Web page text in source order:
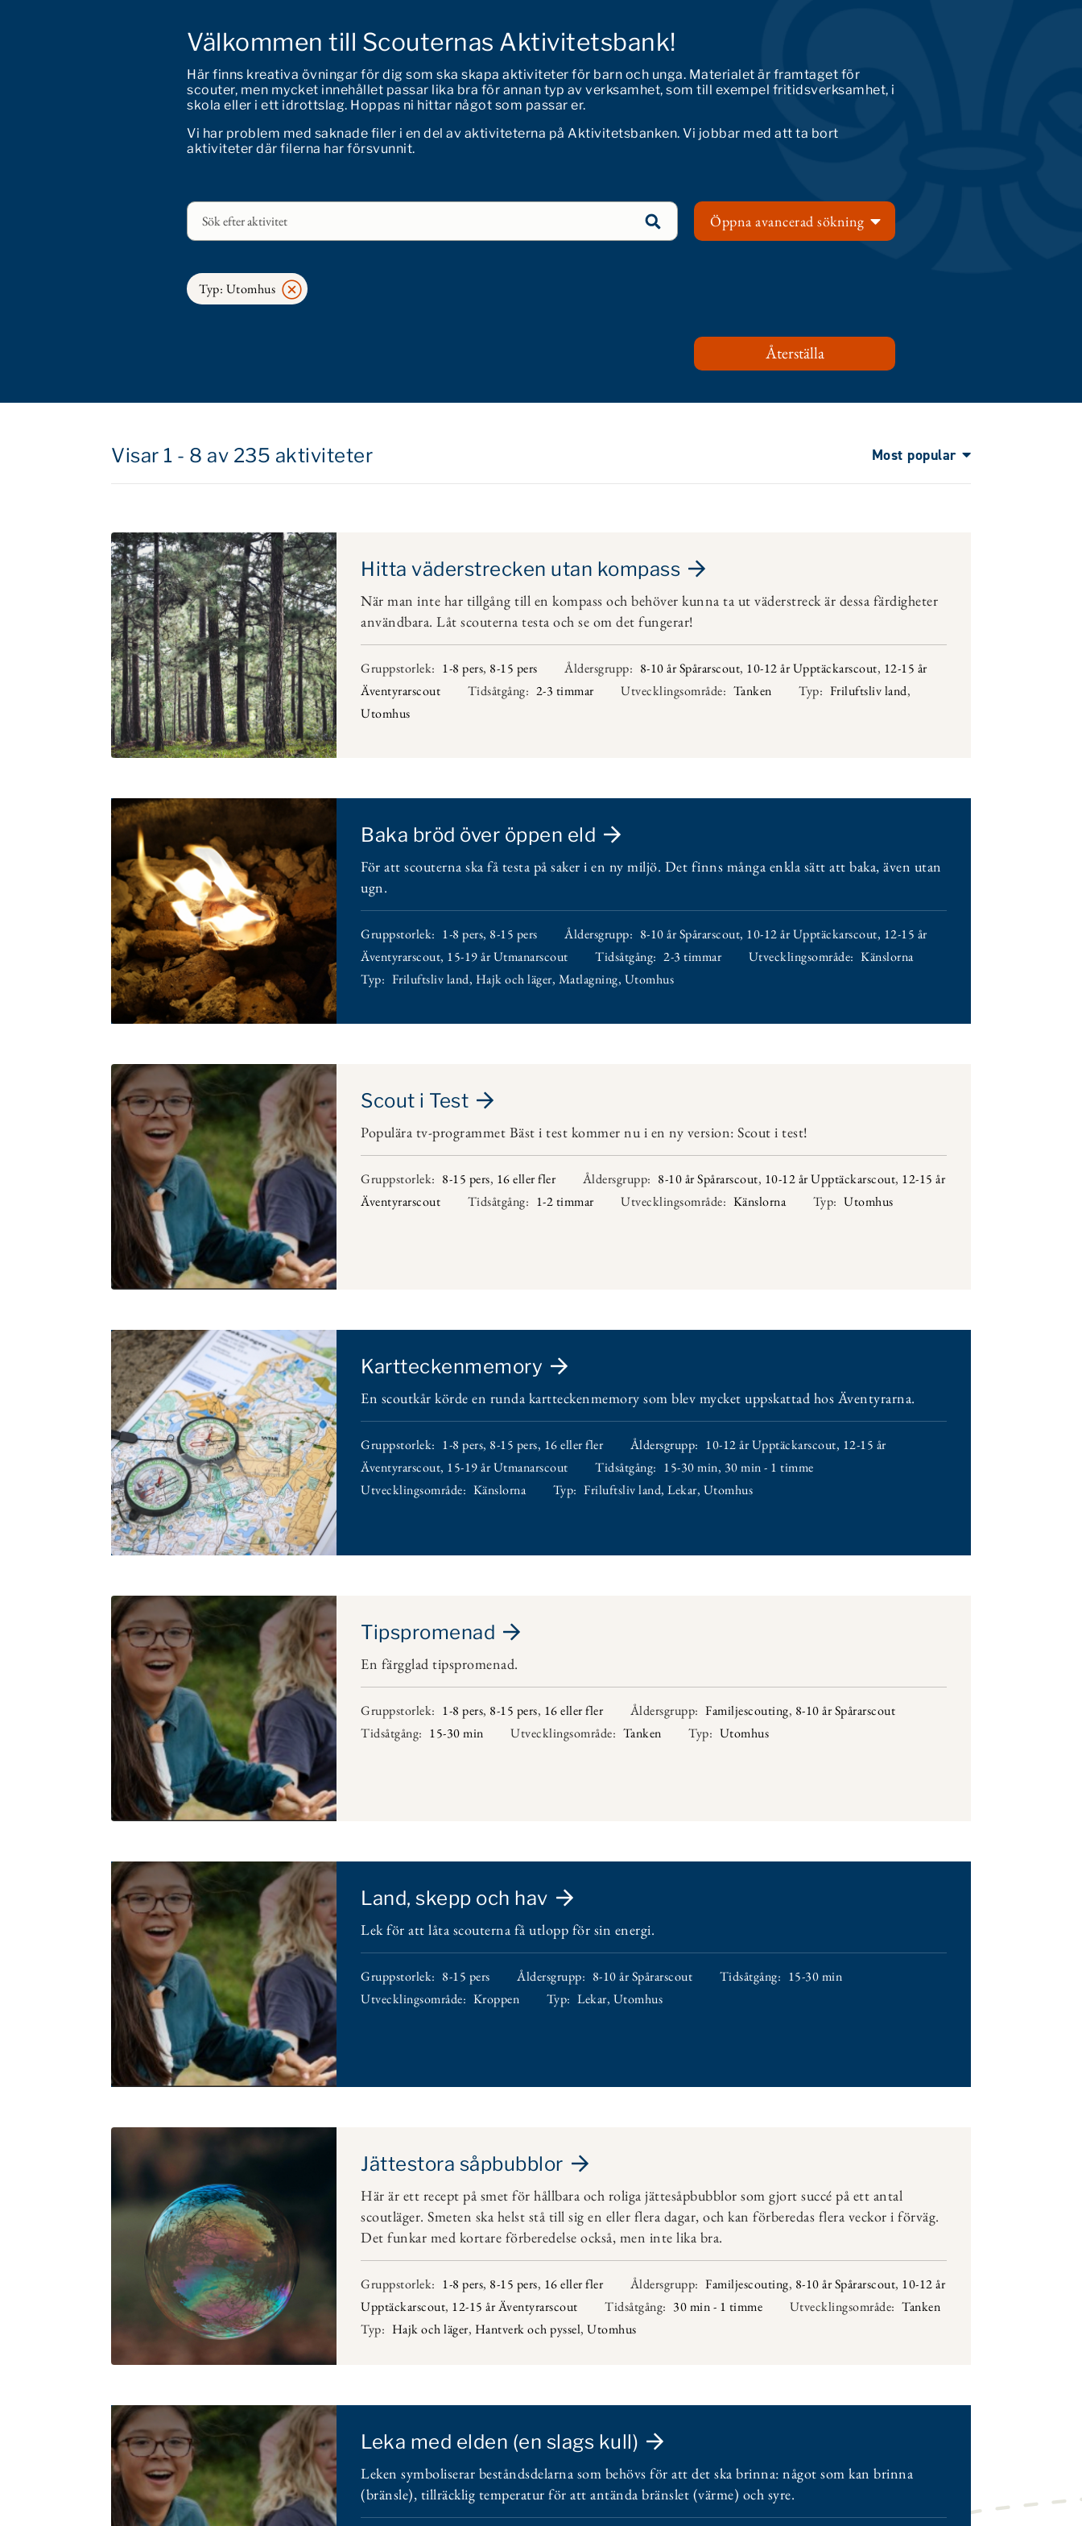
Välkommen till Scouternas Aktivitetsbank!
Här finns kreativa övningar för dig som ska skapa aktiviteter för barn och unga. Materialet är framtaget för
scouter, men mycket innehållet passar lika bra för annan typ av verksamhet, som till exempel fritidsverksamhet, i
skola eller i ett idrottslag. Hoppas ni hittar något som passar er.
Vi har problem med saknade filer i en del av aktiviteterna på Aktivitetsbanken. Vi jobbar med att ta bort
aktiviteter där filerna har försvunnit.
Öppna avancerad sökning
Typ: Utomhus
Visar 1 - 8 av 235 aktiviteter Most popular
Hitta väderstrecken utan kompass
När man inte har tillgång till en kompass och behöver kunna ta ut väderstreck är dessa färdigheter
användbara. Låt scouterna testa och se om det fungerar!
Gruppstorlek: 1-8 pers, 8-15 pers Åldersgrupp: 8-10 år Spårarscout, 10-12 år Upptäckarscout, 12-15 år
Äventyrarscout
Tidsåtgång: 2-3 timmar Utvecklingsområde: Tanken Typ: Friluftsliv land,
Utomhus
Baka bröd över öppen eld
För att scouterna ska få testa på saker i en ny miljö. Det finns många enkla sätt att baka, även utan
ugn.
Gruppstorlek: 1-8 pers, 8-15 pers Åldersgrupp: 8-10 år Spårarscout, 10-12 år Upptäckarscout, 12-15 år
Äventyrarscout, 15-19 år Utmanarscout Tidsåtgång: 2-3 timmar Utvecklingsområde: Känslorna
Typ: Friluftsliv land, Hajk och läger, Matlagning, Utomhus
Scout i Test
Populära tv-programmet Bäst i test kommer nu i en ny version: Scout i test!
Gruppstorlek: 8-15 pers, 16 eller fler Åldersgrupp: 8-10 år Spårarscout, 10-12 år Upptäckarscout, 12-15 år
Äventyrarscout
Tidsåtgång: 1-2 timmar Utvecklingsområde: Känslorna Typ: Utomhus
Kartteckenmemory
En scoutkår körde en runda kartteckenmemory som blev mycket uppskattad hos Äventyrarna.
Gruppstorlek: 1-8 pers, 8-15 pers, 16 eller fler Åldersgrupp: 10-12 år Upptäckarscout, 12-15 år
Äventyrarscout, 15-19 år Utmanarscout Tidsåtgång: 15-30 min, 30 min - 1 timme
Utvecklingsområde: Känslorna Typ: Friluftsliv land, Lekar, Utomhus
Tipspromenad
En färgglad tipspromenad.
Gruppstorlek: 1-8 pers, 8-15 pers, 16 eller fler Åldersgrupp: Familjescouting, 8-10 år Spårarscout
Tidsåtgång: 15-30 min Utvecklingsområde: Tanken Typ: Utomhus
Land, skepp och hav
Lek för att låta scouterna få utlopp för sin energi.
Gruppstorlek: 8-15 pers Åldersgrupp: 8-10 år Spårarscout Tidsåtgång: 15-30 min
Utvecklingsområde: Kroppen Typ: Lekar, Utomhus
Jättestora såpbubblor
Här är ett recept på smet för hållbara och roliga jättesåpbubblor som gjort succé på ett antal
scoutläger. Smeten ska helst stå till sig en eller flera dagar, och kan förberedas flera veckor i förväg.
Det funkar med kortare förberedelse också, men inte lika bra.
Gruppstorlek: 1-8 pers, 8-15 pers, 16 eller fler Åldersgrupp: Familjescouting, 8-10 år Spårarscout, 10-12 år
Upptäckarscout, 12-15 år Äventyrarscout Tidsåtgång: 30 min - 1 timme Utvecklingsområde: Tanken
Typ: Hajk och läger, Hantverk och pyssel, Utomhus
Leka med elden (en slags kull)
Leken symboliserar beståndsdelarna som behövs för att det ska brinna: något som kan brinna
(bränsle), tillräcklig temperatur för att antända bränslet (värme) och syre.